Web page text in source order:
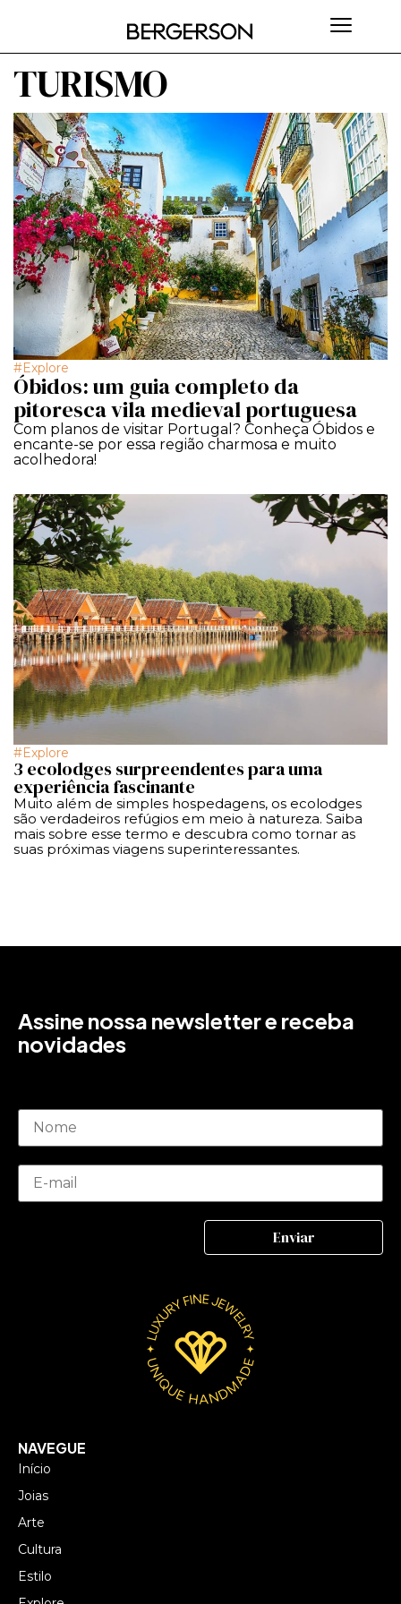
TURISMO
Explore
Óbidos: um guia completo da
pitoresca vila medieval portuguesa
Com planos de visitar Portugal? Conheça Óbidos e
encante-se por essa região charmosa e muito
acolhedora!
Explore
3 ecolodges surpreendentes para uma
experiência fascinante
Muito além de simples hospedagens, os ecolodges
são verdadeiros refúgios em meio à natureza. Saiba
mais sobre esse termo e descubra como tornar as
suas próximas viagens superinteressantes.
Assine nossa newsletter e receba
novidades
NAVEGUE
Início
Joias
Arte
Cultura
Estilo